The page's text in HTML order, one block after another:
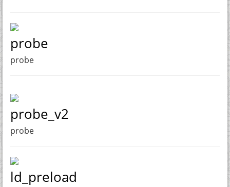
probe
probe
probe_v2
probe
ld_preload